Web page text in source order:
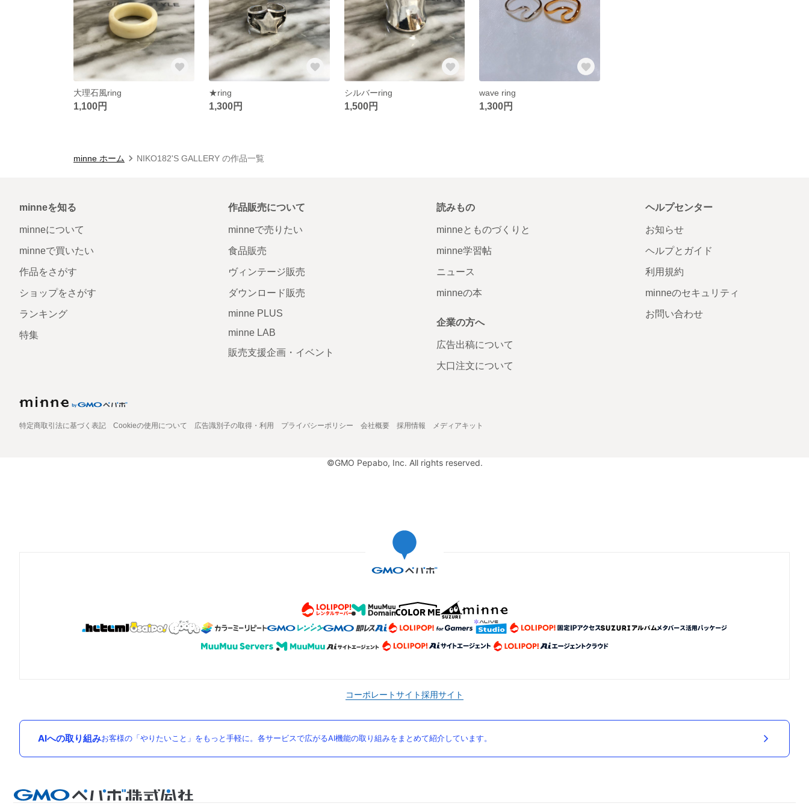
大理石風ring
1,100円
★ring
1,300円
シルバーring
1,500円
wave ring
1,300円
minne ホーム NIKO182'S GALLERY の作品一覧
minneを知る
minneについて
minneで買いたい
作品をさがす
ショップをさがす
ランキング
特集
作品販売について
minneで売りたい
食品販売
ヴィンテージ販売
ダウンロード販売
minne PLUS
minne LAB
販売支援企画・イベント
読みもの
minneとものづくりと
minne学習帖
ニュース
minneの本
企業の方へ
広告出稿について
大口注文について
ヘルプセンター
お知らせ
ヘルプとガイド
利用規約
minneのセキュリティ
お問い合わせ
特定商取引法に基づく表記 Cookieの使用について 広告識別子の取得・利用 プライバシーポリシー 会社概要 採用情報 メディアキット
©GMO Pepabo, Inc. All rights reserved.
コーポレートサイト採用サイト
AIへの取り組みお客様の「やりたいこと」をもっと手軽に。各サービスで広がるAI機能の取り組みをまとめて紹介しています。